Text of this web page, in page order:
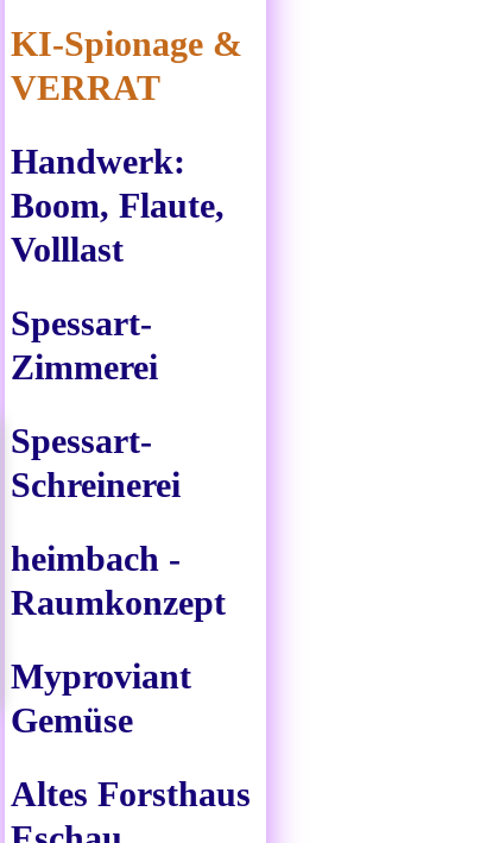
KI-Spionage &
VERRAT
Handwerk:
Boom, Flaute,
Volllast
Spessart-
Zimmerei
Spessart-
Schreinerei
heimbach -
Raumkonzept
Myproviant
Gemüse
Altes Forsthaus